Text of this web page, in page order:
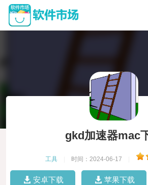
gkd加速器mac
工具 时间：2024-06-17
安卓下载 苹果下载